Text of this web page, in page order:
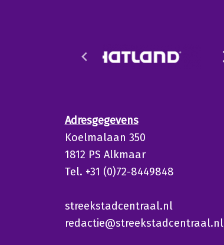
Adresgegevens
Koelmalaan 350
1812 PS Alkmaar
Tel. +31 (0)72-8449848
streekstadcentraal.nl
redactie@streekstadcentraal.nl